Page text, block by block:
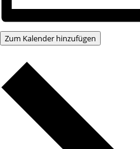
Zum Kalender hinzufügen